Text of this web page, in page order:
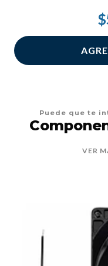
Puede que te
VER